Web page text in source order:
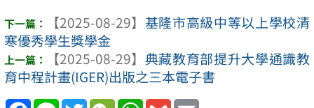
【2025-08-29】 基隆市高級中等以上學校清
寒優秀學生獎學金
【2025-08-29】 典藏教育部提升大學通識教
育中程計畫(IGER)出版之三本電子書